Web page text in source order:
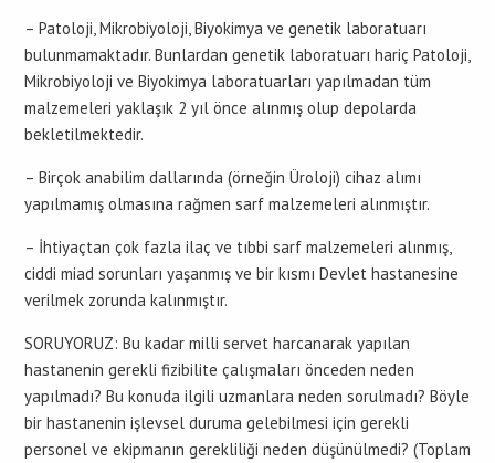
– Patoloji, Mikrobiyoloji, Biyokimya ve genetik laboratuarı
bulunmamaktadır. Bunlardan genetik laboratuarı hariç Patoloji,
Mikrobiyoloji ve Biyokimya laboratuarları yapılmadan tüm
malzemeleri yaklaşık 2 yıl önce alınmış olup depolarda
bekletilmektedir.
– Birçok anabilim dallarında (örneğin Üroloji) cihaz alımı
yapılmamış olmasına rağmen sarf malzemeleri alınmıştır.
– İhtiyaçtan çok fazla ilaç ve tıbbi sarf malzemeleri alınmış,
ciddi miad sorunları yaşanmış ve bir kısmı Devlet hastanesine
verilmek zorunda kalınmıştır.
SORUYORUZ: Bu kadar milli servet harcanarak yapılan
hastanenin gerekli fizibilite çalışmaları önceden neden
yapılmadı? Bu konuda ilgili uzmanlara neden sorulmadı? Böyle
bir hastanenin işlevsel duruma gelebilmesi için gerekli
personel ve ekipmanın gerekliliği neden düşünülmedi? (Toplam